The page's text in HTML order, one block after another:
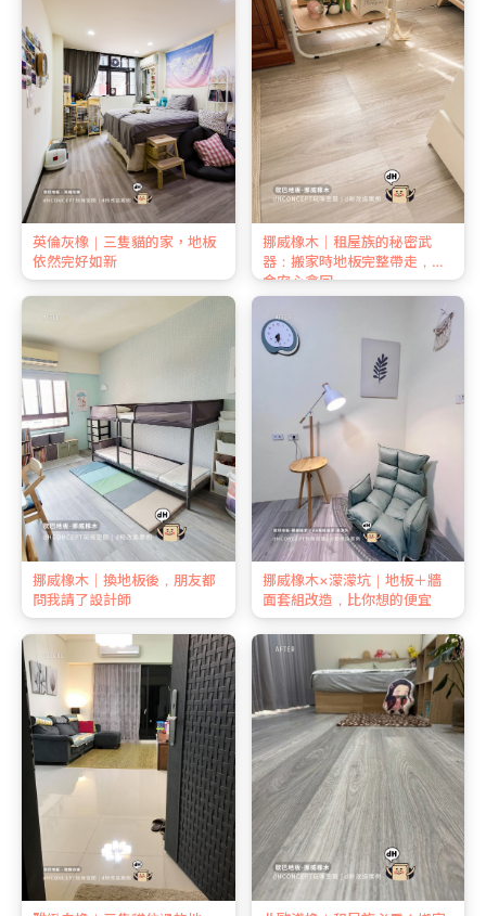
英倫灰橡｜三隻貓的家，地板
依然完好如新
挪威橡木｜租屋族的秘密武
器：搬家時地板完整帶走，押
金安心拿回
挪威橡木｜換地板後，朋友都
問我請了設計師
挪威橡木×濛濛坑｜地板＋牆
面套組改造，比你想的便宜